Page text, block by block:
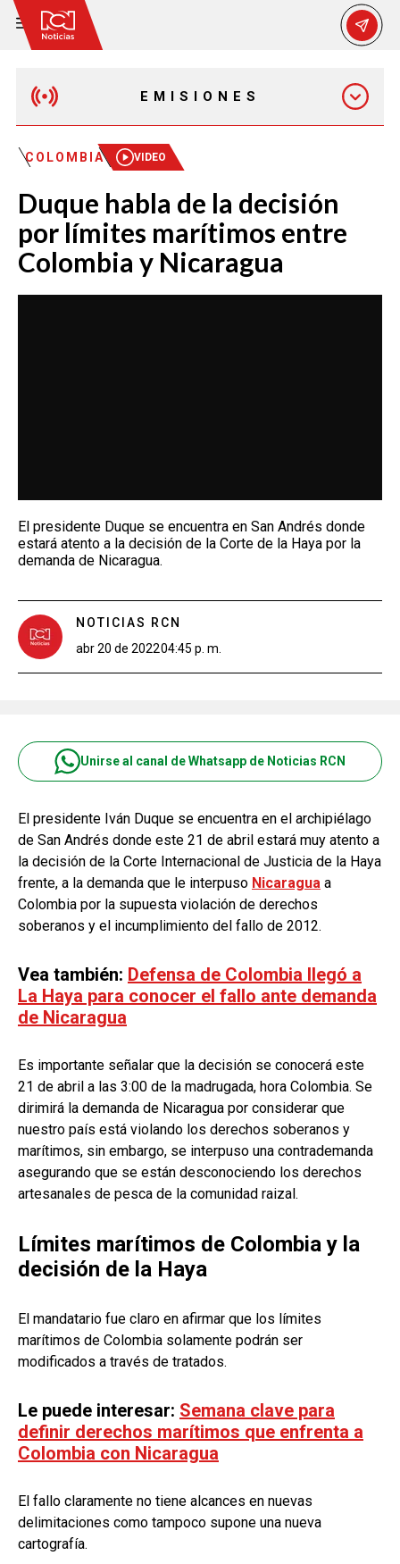
EMISIONES
EMISIÓN 12:30 PM
EMISIÓN 7:00 PM
COLOMBIA VIDEO
Duque habla de la decisión
por límites marítimos entre
Colombia y Nicaragua
El presidente Duque se encuentra en San Andrés donde
estará atento a la decisión de la Corte de la Haya por la
demanda de Nicaragua.
NOTICIAS RCN
abr 20 de 202204:45 p. m.
Unirse al canal de Whatsapp de Noticias RCN
El presidente Iván Duque se encuentra en el archipiélago
de San Andrés donde este 21 de abril estará muy atento a
la decisión de la Corte Internacional de Justicia de la Haya
frente, a la demanda que le interpuso Nicaragua a
Colombia por la supuesta violación de derechos
soberanos y el incumplimiento del fallo de 2012.
Vea también: Defensa de Colombia llegó a
La Haya para conocer el fallo ante demanda
de Nicaragua
Es importante señalar que la decisión se conocerá este
21 de abril a las 3:00 de la madrugada, hora Colombia. Se
dirimirá la demanda de Nicaragua por considerar que
nuestro país está violando los derechos soberanos y
marítimos, sin embargo, se interpuso una contrademanda
asegurando que se están desconociendo los derechos
artesanales de pesca de la comunidad raizal.
Límites marítimos de Colombia y la
decisión de la Haya
El mandatario fue claro en afirmar que los límites
marítimos de Colombia solamente podrán ser
modificados a través de tratados.
Le puede interesar: Semana clave para
definir derechos marítimos que enfrenta a
Colombia con Nicaragua
El fallo claramente no tiene alcances en nuevas
delimitaciones como tampoco supone una nueva
cartografía.